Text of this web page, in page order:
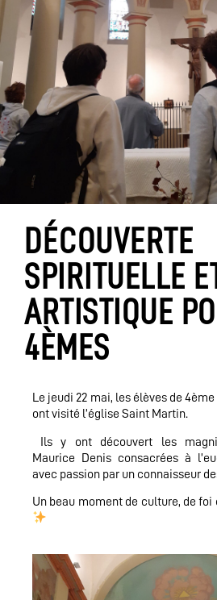
DÉCOUVERTE
SPIRITUELLE
ARTISTIQUE
4ÈMES
Le jeudi 22 mai, les élèves de
ont visité l’église Saint Martin.
Ils y ont découvert les
Maurice Denis consacrées à
avec passion par un connaisseur
Un beau moment de culture, de